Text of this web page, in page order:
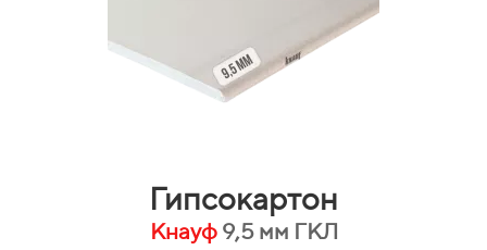
Гипсокартон
Кнауф 9,5 мм ГКЛ